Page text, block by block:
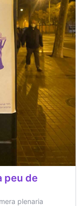
peu de
plenaria